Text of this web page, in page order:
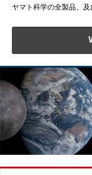
ヤマト科学の全製品、